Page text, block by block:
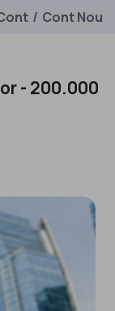
/ Cont Nou
- 200.000